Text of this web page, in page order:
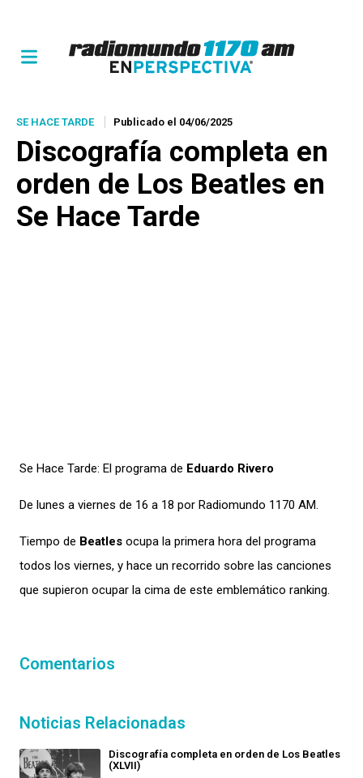
SE HACE TARDE Publicado el 04/06/2025
Discografía completa en
orden de Los Beatles en
Se Hace Tarde
Se Hace Tarde: El programa de Eduardo Rivero
De lunes a viernes de 16 a 18 por Radiomundo 1170 AM.
Tiempo de Beatles ocupa la primera hora del programa
todos los viernes, y hace un recorrido sobre las canciones
que supieron ocupar la cima de este emblemático ranking.
Comentarios
Noticias Relacionadas
Discografía completa en orden de Los Beatles
(XLVII)